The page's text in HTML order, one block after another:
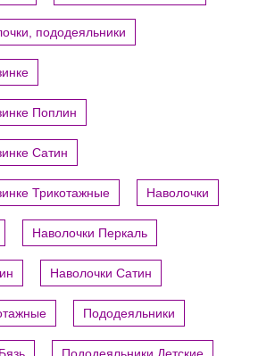
пододеяльники
Поплин
Сатин
Трикотажные Наволочки
Наволочки Перкаль
Наволочки Сатин
Пододеяльники